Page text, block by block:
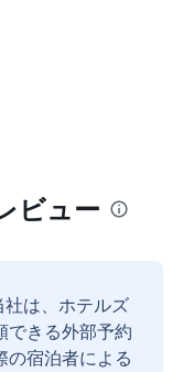
ビュー
社は、ホテルズ
できる外部予約
の宿泊者による